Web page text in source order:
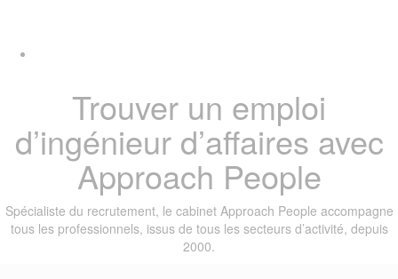
navigation
Trouver un emploi
d’ingénieur d’affaires avec
Approach People
Spécialiste du recrutement, le cabinet Approach People accompagne
tous les professionnels, issus de tous les secteurs d’activité, depuis
2000.